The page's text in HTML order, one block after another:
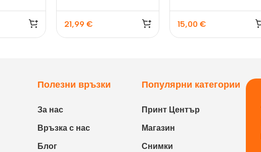
21,99 € 15,00 €
Полезни връзки
За нас
Връзка с нас
Блог
Популярни категории
Принт Център
Магазин
Снимки